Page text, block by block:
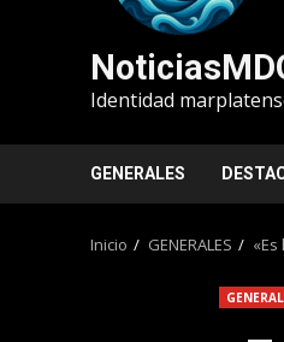
Identidad
GENERALES
Inicio GENERALES